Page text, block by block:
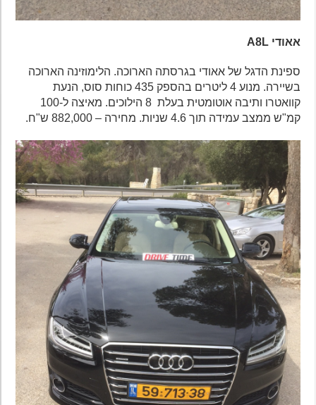
אאודי A8L
ספינת הדגל של אאודי בגרסתה הארוכה. הלימוזינה הארוכה
בשיירה. מנוע 4 ליטרים בהספק 435 כוחות סוס, הנעת
קוואטרו ותיבה אוטומטית בעלת 8 הילוכים. מאיצה ל-100
קמ"ש ממצב עמידה תוך 4.6 שניות. מחירה – 882,000 ש"ח.